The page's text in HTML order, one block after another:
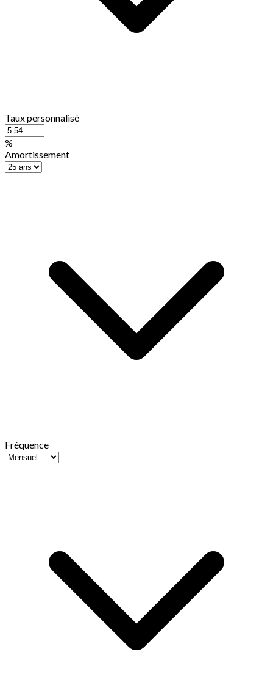
Taux personnalisé
%
Amortissement
Fréquence